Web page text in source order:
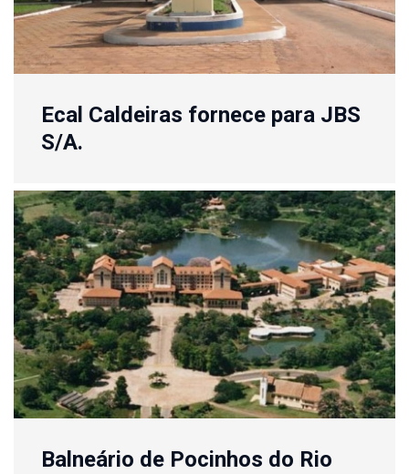
Ecal Caldeiras fornece para JBS
S/A.
Balneário de Pocinhos do Rio